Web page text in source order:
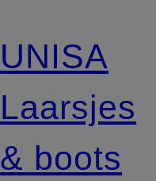
UNISA
Laarsjes
& boots